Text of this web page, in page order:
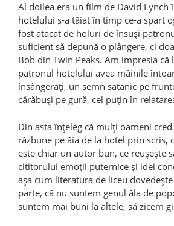
Al doilea era un film de David Lynch
hotelului s-a tăiat în timp ce-a spart
fost atacat de holuri de însuși
suficient să depună o plângere, ci
Bob din Twin Peaks. Am impresia
patronul hotelului avea mâinile
însângerați, un semn satanic pe
cărăbuși pe gură, cel puțin în
Din asta înțeleg că mulți oameni cred
răzbune pe ăia de la hotel prin scris,
este chiar un autor bun, ce reușește
cititorului emoții puternice și idei
așa cum literatura de liceu
parte, că nu suntem genul ăla de
suntem mai buni la altele, să zicem